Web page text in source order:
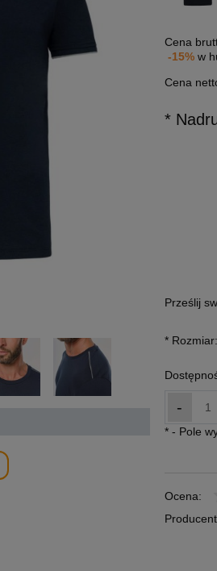
Cena
-15%w
Cena
*
Prześlij
* Rozmiar:
-
* - Pole
Ocena: